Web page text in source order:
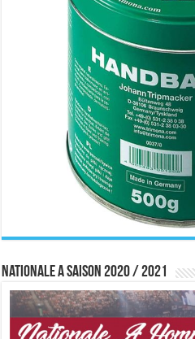
Nationale A saison 2020 / 2021